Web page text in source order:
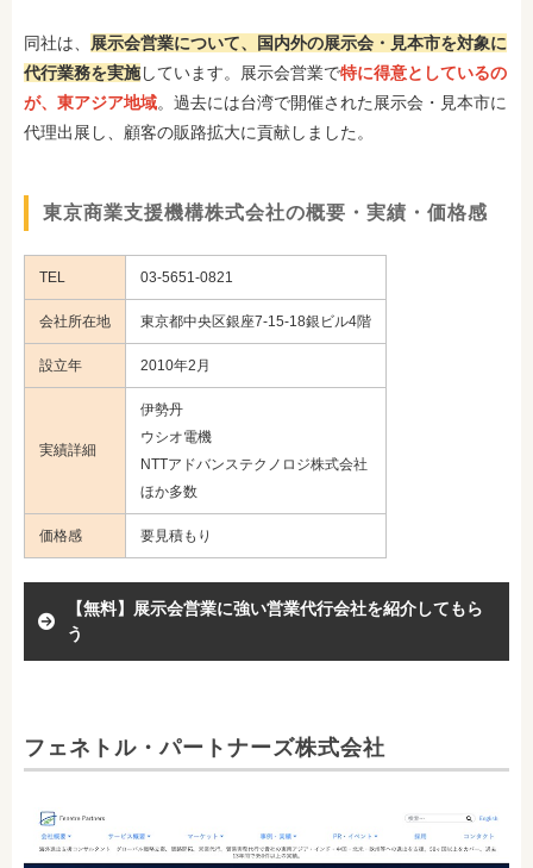
同社は、
展示会営業について、国内外の展示会・見本市を対象に
代行業務を実施しています。展示会営業で特に得意としているの
が、東アジア地域。過去には台湾で開催された展示会・見本市に
代理出展し、顧客の販路拡大に貢献しました。
東京商業支援機構株式会社の概要・実績・価格感
TEL 03-5651-0821
会社所在地 東京都中央区銀座7-15-18銀ビル4階
設立年 2010年2月
実績詳細
伊勢丹
ウシオ電機
NTTアドバンステクノロジ株式会社
ほか多数
価格感 要見積もり
【無料】展示会営業に強い営業代行会社を紹介してもら
う
フェネトル・パートナーズ株式会社